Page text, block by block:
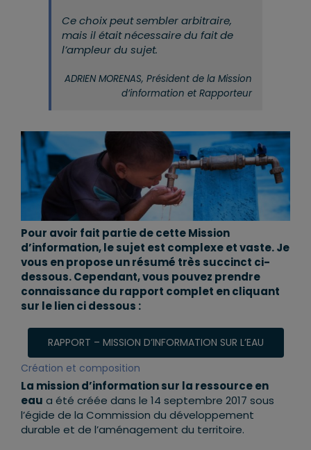
Ce choix peut sembler arbitraire,
mais il était nécessaire du fait de
l’ampleur du sujet.
ADRIEN MORENAS, Président de la Mission
d’information et Rapporteur
Pour avoir fait partie de cette Mission
d’information, le sujet est complexe et vaste. Je
vous en propose un résumé très succinct ci-
dessous. Cependant, vous pouvez prendre
connaissance du rapport complet en cliquant
sur le lien ci dessous :
RAPPORT – MISSION D’INFORMATION SUR L’EAU
Création et composition
La mission d’information sur la ressource en
eau a été créée dans le 14 septembre 2017 sous
l’égide de la Commission du développement
durable et de l’aménagement du territoire.